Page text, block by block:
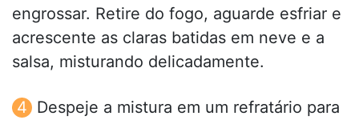
engrossar. Retire do fogo, aguarde esfriar e
acrescente as claras batidas em neve e a
salsa, misturando delicadamente.
Despeje a mistura em um refratário para